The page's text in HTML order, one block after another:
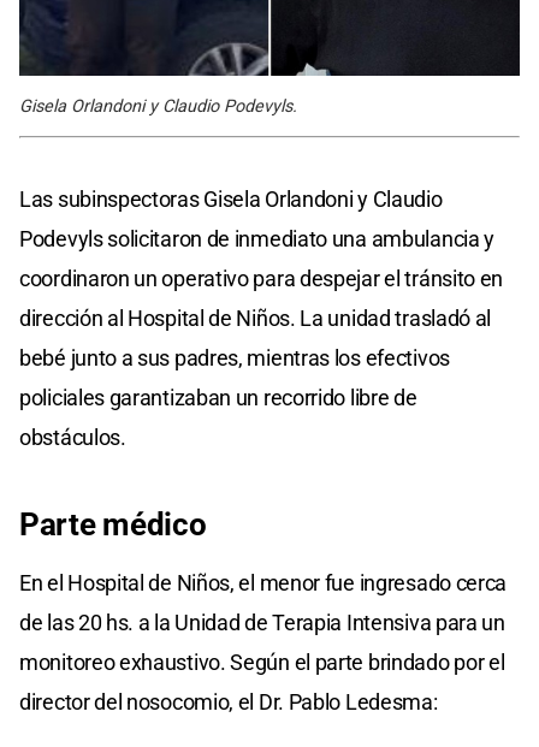
Gisela Orlandoni y Claudio Podevyls.
Las subinspectoras Gisela Orlandoni y Claudio
Podevyls solicitaron de inmediato una ambulancia y
coordinaron un operativo para despejar el tránsito en
dirección al Hospital de Niños. La unidad trasladó al
bebé junto a sus padres, mientras los efectivos
policiales garantizaban un recorrido libre de
obstáculos.
Parte médico
En el Hospital de Niños, el menor fue ingresado cerca
de las 20 hs. a la Unidad de Terapia Intensiva para un
monitoreo exhaustivo. Según el parte brindado por el
director del nosocomio, el Dr. Pablo Ledesma: